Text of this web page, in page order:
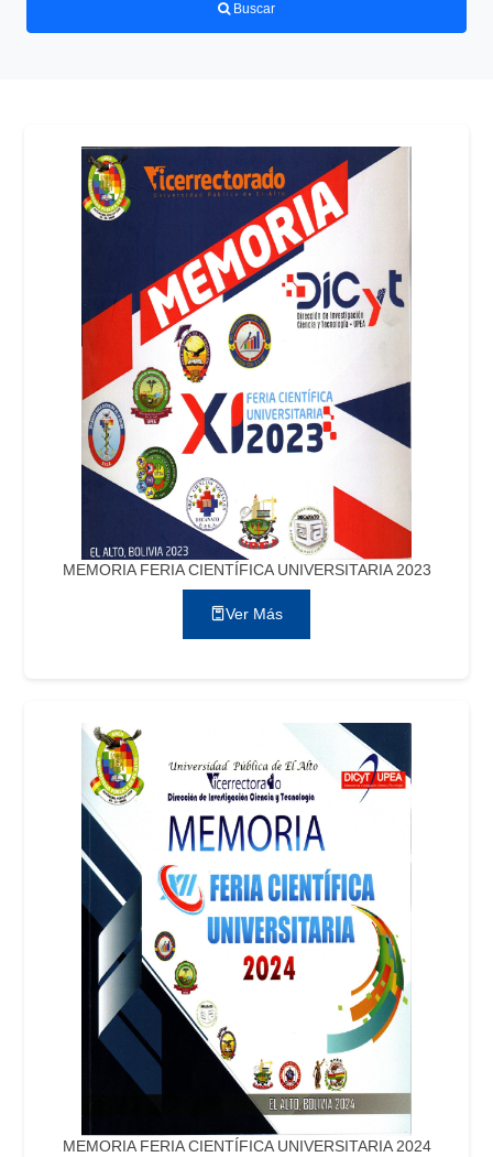
Buscar
MEMORIA FERIA CIENTÍFICA UNIVERSITARIA 2023
Ver Más
MEMORIA FERIA CIENTÍFICA UNIVERSITARIA 2024